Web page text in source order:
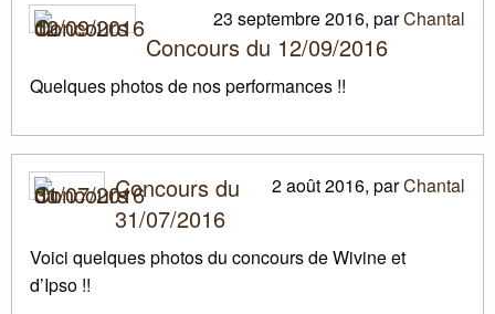
23 septembre 2016, parChantal
Concours du 12/09/2016
Quelques photos de nos performances !!
2 août 2016, parChantal
Concours du
31/07/2016
Voici quelques photos du concours de Wivine et
d’Ipso !!